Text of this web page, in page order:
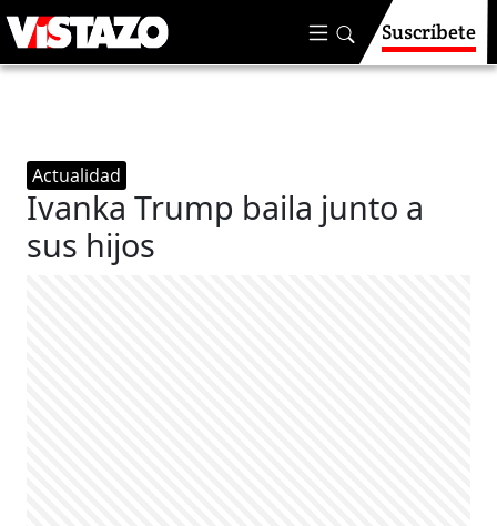
Suscríbete
Actualidad
Ivanka Trump baila junto a
sus hijos